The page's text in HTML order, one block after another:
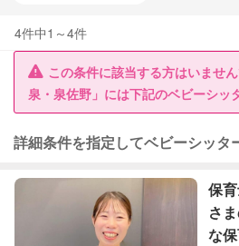
4件中1 ～4件
この条件に該当する方はいませ
泉・泉佐野」には下記のベビーシッ
詳細条件を指定してベビーシッタ
保
さ
な